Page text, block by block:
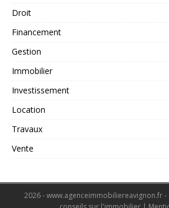
Droit
Financement
Gestion
Immobilier
Investissement
Location
Travaux
Vente
2026 - www.agenceimmobiliereavignon.fr